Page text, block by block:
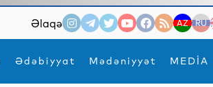
Əlaqə AZ RU
Ədəbiyyat Mədəniyyət MEDİA